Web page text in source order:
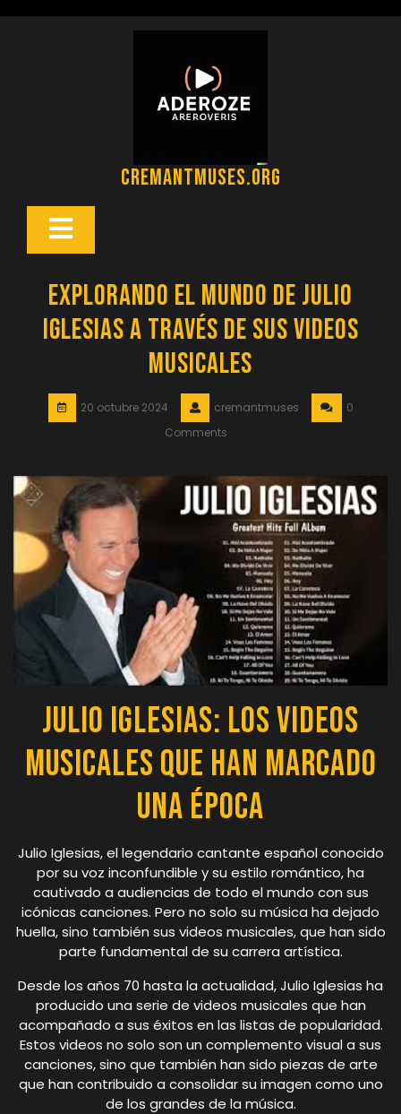
cremantmuses.org
Botón
Explorando el Mundo de Julio
Iglesias a Través de sus Videos
Musicales
20 octubre 2024 cremantmuses
0
Comments
Julio Iglesias: Los Videos
Musicales que Han Marcado
una Época
Julio Iglesias, el legendario cantante español conocido
por su voz inconfundible y su estilo romántico, ha
cautivado a audiencias de todo el mundo con sus
icónicas canciones. Pero no solo su música ha dejado
huella, sino también sus videos musicales, que han sido
parte fundamental de su carrera artística.
Desde los años 70 hasta la actualidad, Julio Iglesias ha
producido una serie de videos musicales que han
acompañado a sus éxitos en las listas de popularidad.
Estos videos no solo son un complemento visual a sus
canciones, sino que también han sido piezas de arte
que han contribuido a consolidar su imagen como uno
de los grandes de la música.